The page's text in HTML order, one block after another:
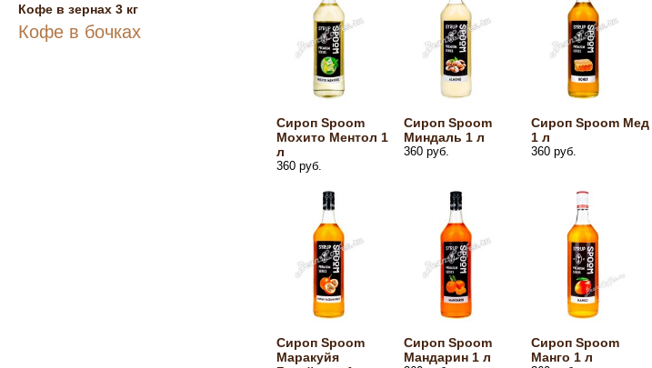
Кофе в зернах 3 кг
Кофе в бочках
Сироп Spoom
Мохито Ментол 1
л
360 руб.
Сироп Spoom
Миндаль 1 л
360 руб.
Сироп Spoom Мед
1 л
360 руб.
Сироп Spoom
Маракуйя
Сироп Spoom
Мандарин 1 л
Сироп Spoom
Манго 1 л